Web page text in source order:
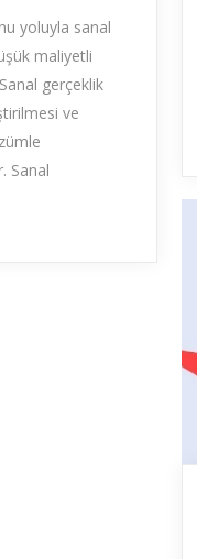
yoluyla sanal
maliyetli
gerçeklik
ve
Sanal